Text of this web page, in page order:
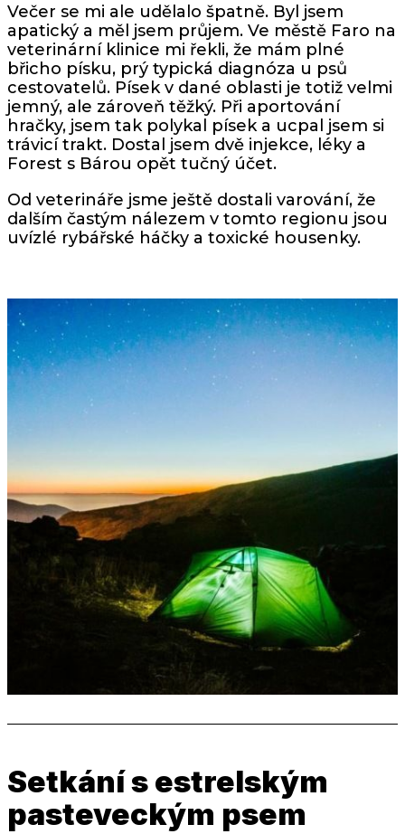
Večer se mi ale udělalo špatně. Byl jsem
apatický a měl jsem průjem. Ve městě Faro na
veterinární klinice mi řekli, že mám plné
břicho písku, prý typická diagnóza u psů
cestovatelů. Písek v dané oblasti je totiž velmi
jemný, ale zároveň těžký. Při aportování
hračky, jsem tak polykal písek a ucpal jsem si
trávicí trakt. Dostal jsem dvě injekce, léky a
Forest s Bárou opět tučný účet.
Od veterináře jsme ještě dostali varování, že
dalším častým nálezem v tomto regionu jsou
uvízlé rybářské háčky a toxické housenky.
Setkání s estrelským
pasteveckým psem